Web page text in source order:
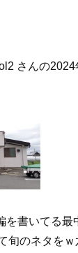
さんの
を書いてる最
旬のネタを